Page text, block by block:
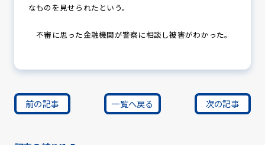
なものを見せられたという。
不審に思った金融機関が警察に相談し被害がわかった。
前の記事 一覧へ戻る 次の記事